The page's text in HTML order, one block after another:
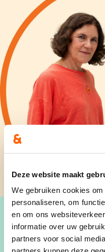
Deze website maakt
We gebruiken cookies
personaliseren, om
en om ons
informatie over uw
partners voor social